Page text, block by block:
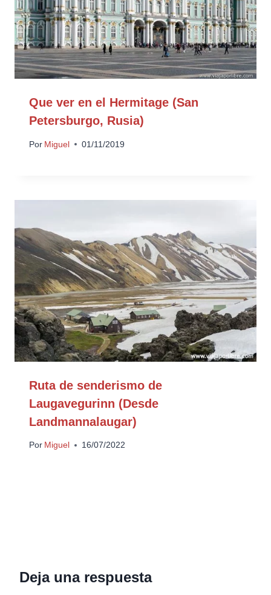
Que ver en el Hermitage (San
Petersburgo, Rusia)
Por Miguel 01/11/2019
Ruta de senderismo de
Laugavegurinn (Desde
Landmannalaugar)
Por Miguel 16/07/2022
Deja una respuesta